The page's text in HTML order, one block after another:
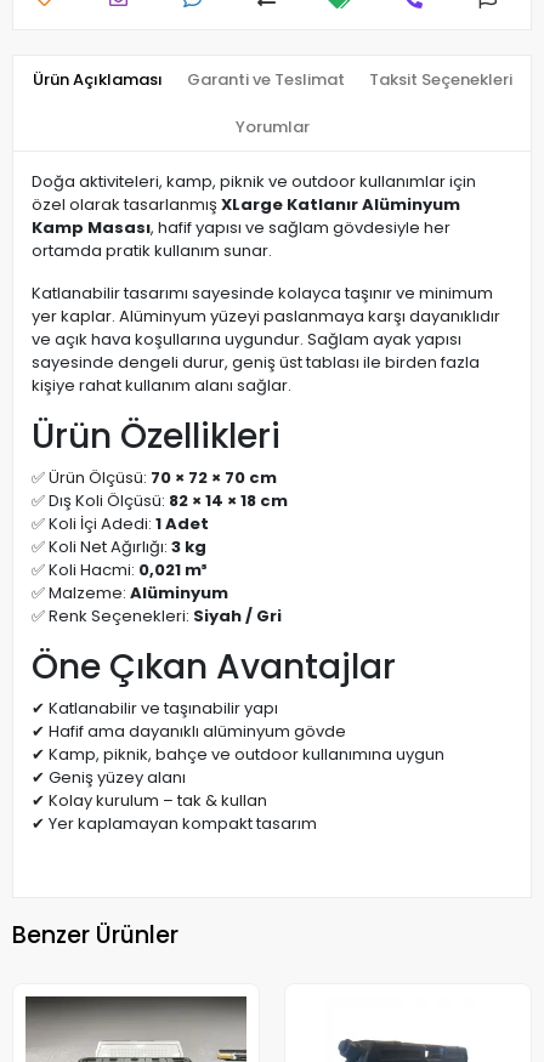
Ürün Açıklaması Garanti ve Teslimat Taksit Seçenekleri
Yorumlar
Doğa aktiviteleri, kamp, piknik ve outdoor kullanımlar için
özel olarak tasarlanmış XLarge Katlanır Alüminyum
Kamp Masası, hafif yapısı ve sağlam gövdesiyle her
ortamda pratik kullanım sunar.
Katlanabilir tasarımı sayesinde kolayca taşınır ve minimum
yer kaplar. Alüminyum yüzeyi paslanmaya karşı dayanıklıdır
ve açık hava koşullarına uygundur. Sağlam ayak yapısı
sayesinde dengeli durur, geniş üst tablası ile birden fazla
kişiye rahat kullanım alanı sağlar.
Ürün Özellikleri
✅ Ürün Ölçüsü: 70 × 72 × 70 cm
✅ Dış Koli Ölçüsü: 82 × 14 × 18 cm
✅ Koli İçi Adedi: 1 Adet
✅ Koli Net Ağırlığı: 3 kg
✅ Koli Hacmi: 0,021 m³
✅ Malzeme: Alüminyum
✅ Renk Seçenekleri: Siyah / Gri
Öne Çıkan Avantajlar
✔ Katlanabilir ve taşınabilir yapı
✔ Hafif ama dayanıklı alüminyum gövde
✔ Kamp, piknik, bahçe ve outdoor kullanımına uygun
✔ Geniş yüzey alanı
✔ Kolay kurulum – tak & kullan
✔ Yer kaplamayan kompakt tasarım
Benzer Ürünler